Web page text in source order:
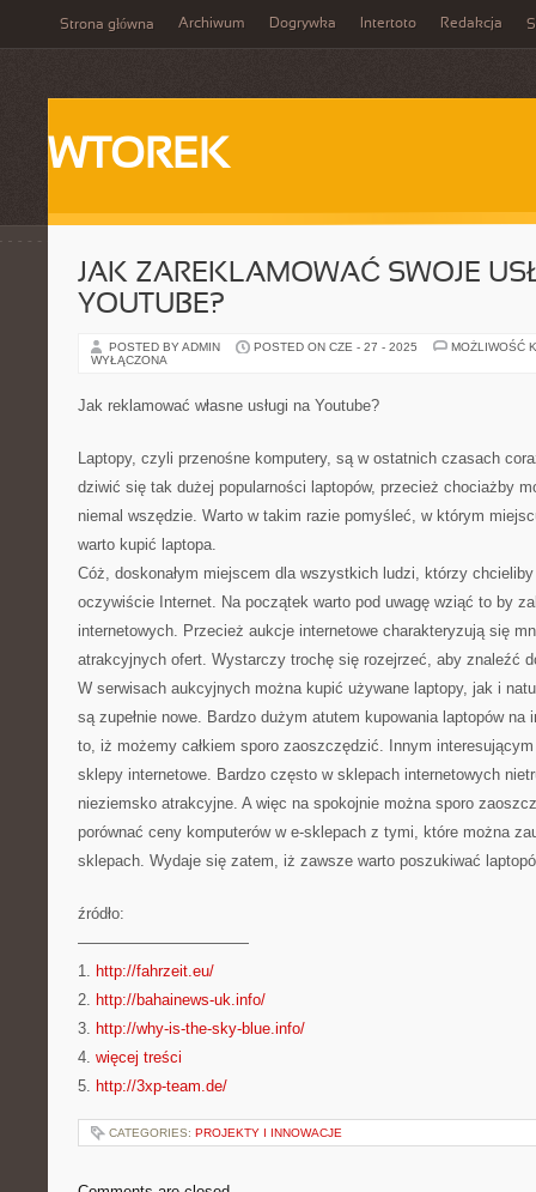
Strona główna Archiwum Dogrywka Intertoto Redakcja
WTOREK
JAK ZAREKLAMOWAĆ SWOJE
YOUTUBE?
POSTED BY ADMIN POSTED ON CZE - 27 - 2025
MOŻLIWOŚĆ
WYŁĄCZONA
Jak reklamować własne usługi na Youtube?
Laptopy, czyli przenośne komputery, są w ostatnich czasach
dziwić się tak dużej popularności laptopów, przecież chociażby
niemal wszędzie. Warto w takim razie pomyśleć, w którym
warto kupić laptopa.
Cóż, doskonałym miejscem dla wszystkich ludzi, którzy
oczywiście Internet. Na początek warto pod uwagę wziąć to by
internetowych. Przecież aukcje internetowe charakteryzują się
atrakcyjnych ofert. Wystarczy trochę się rozejrzeć, aby znaleźć
W serwisach aukcyjnych można kupić używane laptopy, jak i
są zupełnie nowe. Bardzo dużym atutem kupowania laptopów na
to, iż możemy całkiem sporo zaoszczędzić. Innym
sklepy internetowe. Bardzo często w sklepach internetowych
nieziemsko atrakcyjne. A więc na spokojnie można sporo
porównać ceny komputerów w e-sklepach z tymi, które można
sklepach. Wydaje się zatem, iż zawsze warto poszukiwać
źródło:
———————————
1. http://fahrzeit.eu/
2. http://bahainews-uk.info/
3. http://why-is-the-sky-blue.info/
4. więcej treści
5. http://3xp-team.de/
CATEGORIES: PROJEKTY I INNOWACJE